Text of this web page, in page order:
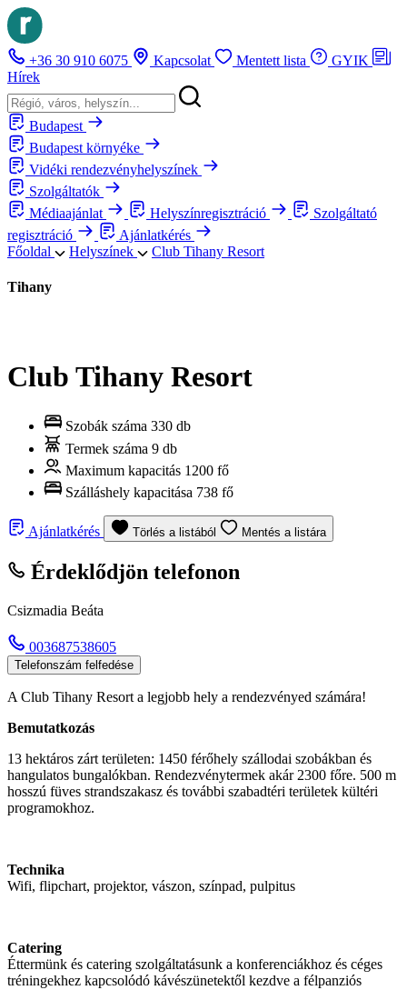
+36 30 910 6075 Kapcsolat Mentett lista
GYIK
Hírek
Budapest
Budapest környéke
Vidéki rendezvényhelyszínek
Szolgáltatók
Médiaajánlat
Helyszínregisztráció
Szolgáltató
regisztráció
Ajánlatkérés
Főoldal
Helyszínek Club Tihany Resort
Tihany
Club Tihany Resort
Szobák száma 330 db
Termek száma 9 db
Maximum kapacitás 1200 fő
Szálláshely kapacitása 738 fő
Ajánlatkérés Törlés a listából Mentés a listára
Érdeklődjön telefonon
Csizmadia Beáta
003687538605
Telefonszám felfedése
A Club Tihany Resort a legjobb hely a rendezvényed számára!
Bemutatkozás
13 hektáros zárt területen: 1450 férőhely szállodai szobákban és
hangulatos bungalókban. Rendezvénytermek akár 2300 főre. 500 m
hosszú füves strandszakasz és további szabadtéri területek kültéri
programokhoz.
Technika
Wifi, flipchart, projektor, vászon, színpad, pulpitus
Catering
Éttermünk és catering szolgáltatásunk a konferenciákhoz és céges
tréningekhez kapcsolódó kávészünetektől kezdve a félpanziós